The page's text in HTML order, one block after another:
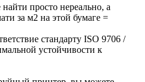
просто нереально, а
за м2 на этой бумаге =
стандарту ISO 9706 /
устойчивости к